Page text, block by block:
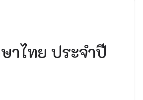
าไทย ประจำปี